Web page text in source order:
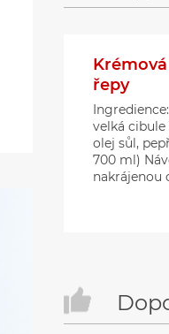
řepy
velká cibule
olej sůl,
700 ml)
nakrájenou